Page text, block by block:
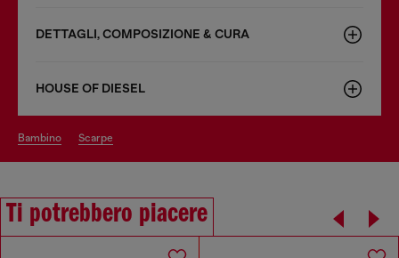
DETTAGLI, COMPOSIZIONE & CURA
HOUSE OF DIESEL
bambino scarpe
Ti potrebbero piacere